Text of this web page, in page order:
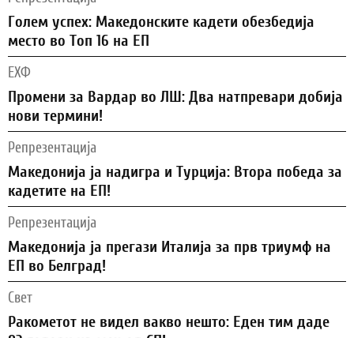
Голем успех: Македонските кадети обезбедија
место во Топ 16 на ЕП
ЕХФ
Промени за Вардар во ЛШ: Два натпревари добија
нови термини!
Репрезентација
Македонија ја надигра и Турција: Втора победа за
кадетите на ЕП!
Репрезентација
Македонија ја прегази Италија за прв триумф на
ЕП во Белград!
Свет
Ракометот не видел вакво нешто: Еден тим даде